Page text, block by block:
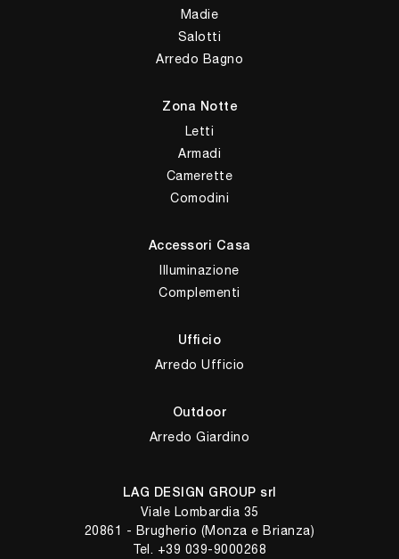
Madie
Salotti
Arredo Bagno
Zona Notte
Letti
Armadi
Camerette
Comodini
Accessori Casa
Illuminazione
Complementi
Ufficio
Arredo Ufficio
Outdoor
Arredo Giardino
LAG DESIGN GROUP srl
Viale Lombardia 35
20861 - Brugherio (Monza e Brianza)
Tel. +39 039-9000268